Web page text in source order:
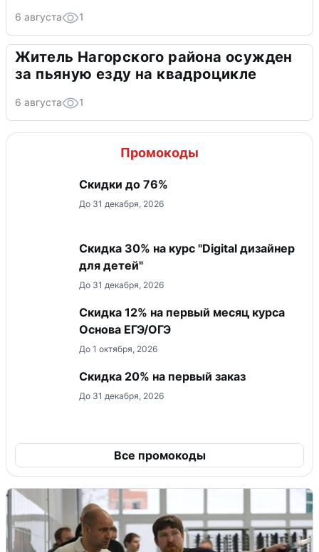
6 августа 1
Житель Нагорского района осужден
за пьяную езду на квадроцикле
6 августа 1
Промокоды
Скидки до 76%
До 31 декабря, 2026
Скидка 30% на курс "Digital дизайнер
для детей"
До 31 декабря, 2026
Скидка 12% на первый месяц курса
Основа ЕГЭ/ОГЭ
До 1 октября, 2026
​Скидка 20% на первый заказ
До 31 декабря, 2026
Все промокоды